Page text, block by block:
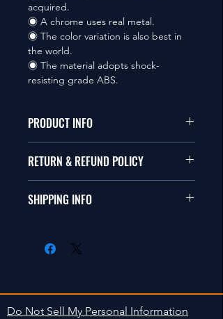
acquired.
◉ A chrome uses real metal.
◉ The color variation is also best in
the world.
◉ The material adopts shock-
resisting grade ABS.
PRODUCT INFO
本品は1/10サイズのラジオコント
This items fit in with 1/10 sizes of
RETURN & REFUND POLICY
商品に明らかな欠陥がないかぎり
isn't accepted in goods.
SHIPPING INFO
します。海外への出荷は入金確認
The occasion with the stock is
shipped in 2-5 days. Shipment to
Do Not Sell My Personal Information